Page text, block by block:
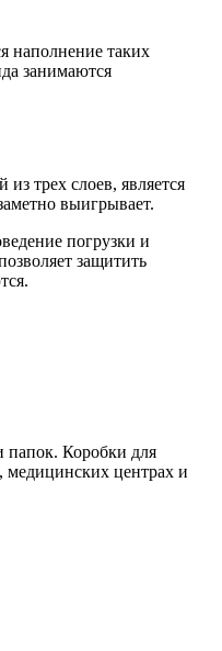
наполнение таких
занимаются
трех слоев, является
выигрывает.
погрузки и
защитить
папок. Коробки для
медицинских центрах и